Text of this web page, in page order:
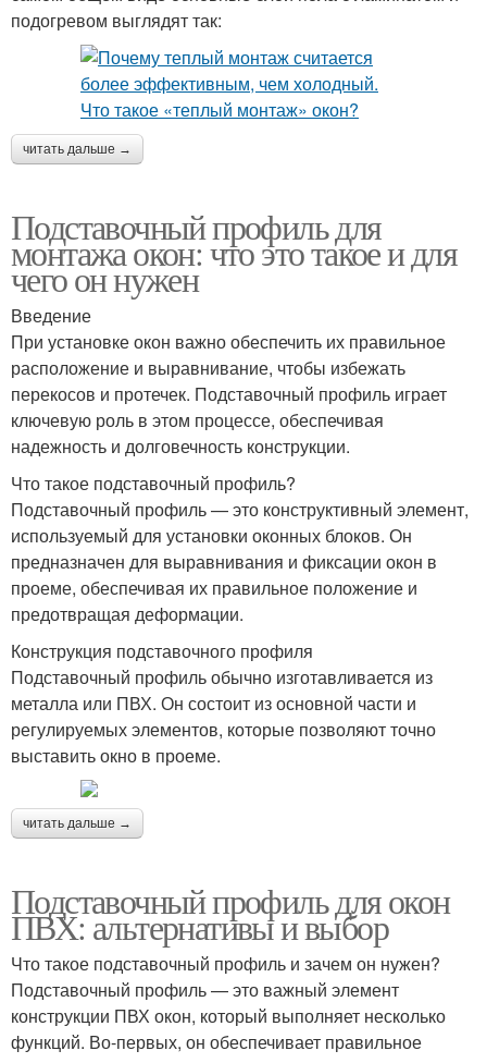
подогревом выглядят так:
читать дальше →
Подставочный профиль для
монтажа окон: что это такое и для
чего он нужен
Введение
При установке окон важно обеспечить их правильное
расположение и выравнивание, чтобы избежать
перекосов и протечек. Подставочный профиль играет
ключевую роль в этом процессе, обеспечивая
надежность и долговечность конструкции.
Что такое подставочный профиль?
Подставочный профиль — это конструктивный элемент,
используемый для установки оконных блоков. Он
предназначен для выравнивания и фиксации окон в
проеме, обеспечивая их правильное положение и
предотвращая деформации.
Конструкция подставочного профиля
Подставочный профиль обычно изготавливается из
металла или ПВХ. Он состоит из основной части и
регулируемых элементов, которые позволяют точно
выставить окно в проеме.
читать дальше →
Подставочный профиль для окон
ПВХ: альтернативы и выбор
Что такое подставочный профиль и зачем он нужен?
Подставочный профиль — это важный элемент
конструкции ПВХ окон, который выполняет несколько
функций. Во-первых, он обеспечивает правильное